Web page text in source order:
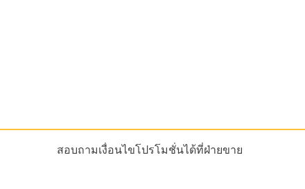
สอบถามเงื่อนไขโปรโมชั่นได้ที่ฝ่ายขาย